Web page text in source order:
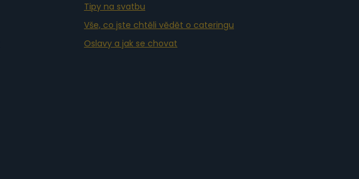
Tipy na svatbu
Vše, co jste chtěli vědět o cateringu
Oslavy a jak se chovat